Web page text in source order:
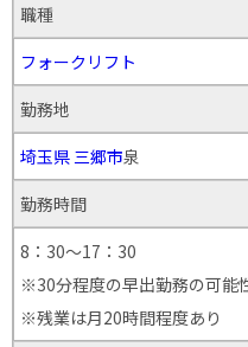
職種
フォークリフト
勤務地
埼玉県 三郷市泉
勤務時間
8：30～17：30
※30分程度の早出勤務の可能
※残業は月20時間程度あり